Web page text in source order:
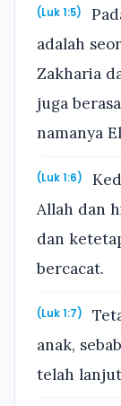
(Luk 1:5)
adalah
Zakharia
juga
namanya
(Luk 1:6)
Allah dan
dan
bercacat.
(Luk 1:7)
anak,
telah